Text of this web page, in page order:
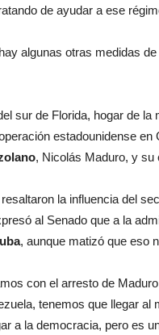
de ayudar a ese
algunas otras medidas
sur de Florida, hogar de
estadounidense
, Nicolás Maduro, y su
la influencia del
al Senado que a la
, aunque matizó que eso
con el arresto de
tenemos que llegar
a la democracia, pero es